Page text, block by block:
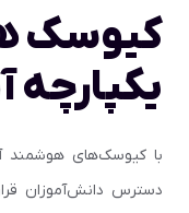
کیوسک
یکپارچه
با کیوسک‌های هوشمند
دسترس دانش‌آموزان